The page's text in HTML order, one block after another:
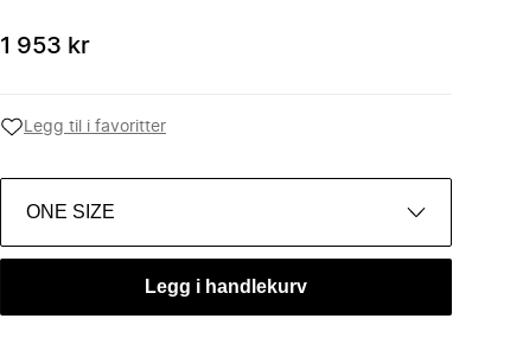
1 953 kr
Legg til i favoritter
ONE SIZE
Legg i handlekurv